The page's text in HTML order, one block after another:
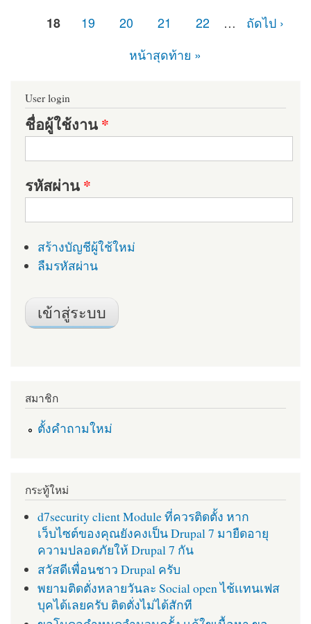
18
19 20 21 22 …
ถัดไป ›
หน้าสุดท้าย »
User login
ชื่อผู้ใช้งาน*
รหัสผ่าน*
สร้างบัญชีผู้ใช้ใหม่
ลืมรหัสผ่าน
สมาชิก
ตั้งคำถามใหม่
กระทู้ใหม่
d7security client Module ที่ควรติดตั้ง หาก
เว็บไซต์ของคุณยังคงเป็น Drupal 7 มายืดอายุ
ความปลอดภัยให้ Drupal 7 กัน
สวัสดีเพื่อนชาว Drupal ครับ
พยามติดตั่งหลายวันละ Social open ไช้เเทนเฟส
บุคได้เลยครับ ติดตั่งไม่ได้สักที